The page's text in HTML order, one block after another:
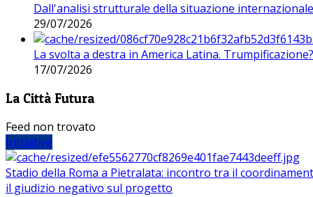
Dall'analisi strutturale della situazione
29/07/2026
La svolta a destra in America Latina. Trumpificazione?
17/07/2026
La Città Futura
Feed non trovato
Iniziative
Stadio della Roma a Pietralata: incontro tra il
il giudizio negativo sul progetto